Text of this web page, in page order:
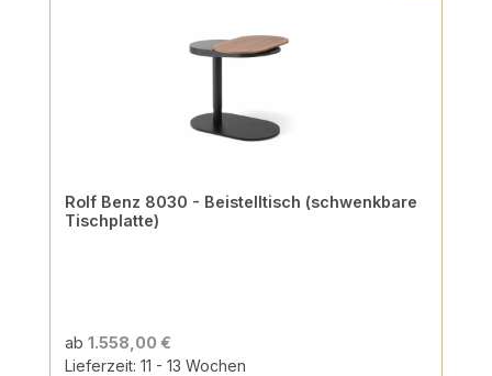
Rolf Benz 8030 - Beistelltisch (schwenkbare
Tischplatte)
ab 1.558,00 €
Lieferzeit: 11 - 13 Wochen